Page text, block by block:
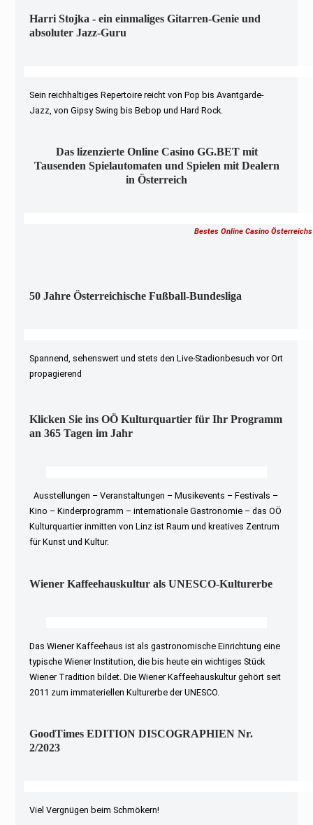
Harri Stojka - ein einmaliges Gitarren-Genie und
absoluter Jazz-Guru
Sein reichhaltiges Repertoire reicht von Pop bis Avantgarde-
Jazz, von Gipsy Swing bis Bebop und Hard Rock.
Das lizenzierte Online Casino GG.BET mit
Tausenden Spielautomaten und Spielen mit Dealern
in Österreich
Bestes Online Casino Österreichs
50 Jahre Österreichische Fußball-Bundesliga
Spannend, sehenswert und stets den Live-Stadionbesuch vor Ort
propagierend
Klicken Sie ins OÖ Kulturquartier für Ihr Programm
an 365 Tagen im Jahr
Ausstellungen – Veranstaltungen – Musikevents – Festivals –
Kino – Kinderprogramm – internationale Gastronomie – das OÖ
Kulturquartier inmitten von Linz ist Raum und kreatives Zentrum
für Kunst und Kultur.
Wiener Kaffeehauskultur als UNESCO-Kulturerbe
Das Wiener Kaffeehaus ist als gastronomische Einrichtung eine
typische Wiener Institution, die bis heute ein wichtiges Stück
Wiener Tradition bildet. Die Wiener Kaffeehauskultur gehört seit
2011 zum immateriellen Kulturerbe der UNESCO.
GoodTimes EDITION DISCOGRAPHIEN Nr.
2/2023
Viel Vergnügen beim Schmökern!